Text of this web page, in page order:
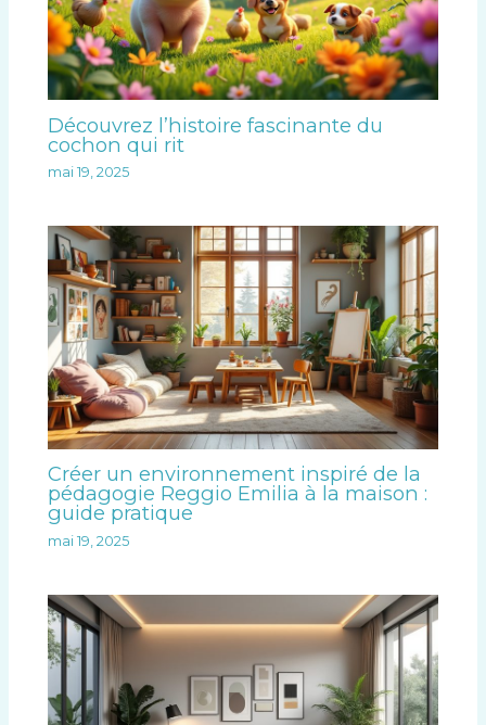
Découvrez l’histoire fascinante du
cochon qui rit
mai 19, 2025
Créer un environnement inspiré de la
pédagogie Reggio Emilia à la maison :
guide pratique
mai 19, 2025